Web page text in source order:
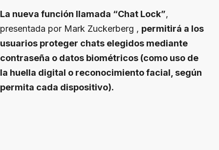
La nueva función llamada “Chat Lock”,
presentada por Mark Zuckerberg , permitirá a los
usuarios proteger chats elegidos mediante
contraseña o datos biométricos (como uso de
la huella digital o reconocimiento facial, según
permita cada dispositivo).